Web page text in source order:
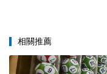
相關推薦